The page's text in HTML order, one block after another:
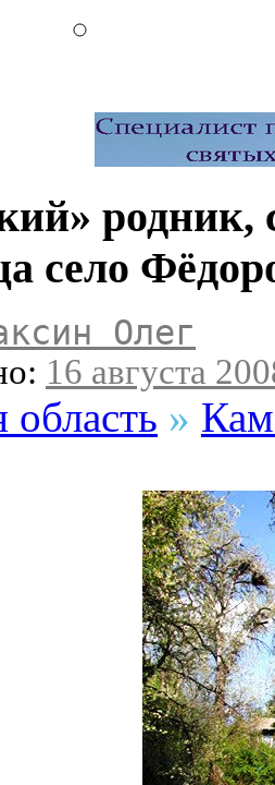
родник,
село
Олег
16 августа
область »